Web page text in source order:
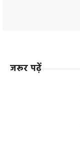
जरूर पढ़ें